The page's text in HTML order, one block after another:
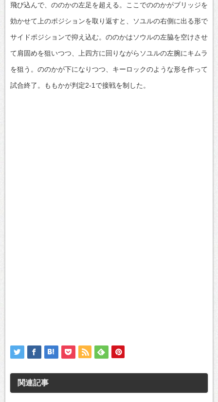
飛び込んで、ののかの左足を超える。ここでののかがブリッジを
効かせて上のポジションを取り返すと、ソユルの右側に出る形で
サイドポジションで抑え込む。ののかはソウルの左脇を空けさせ
て肩固めを狙いつつ、上四方に回りながらソユルの左腕にキムラ
を狙う。ののかが下になりつつ、キーロックのような形を作って
試合終了。ももかが判定2-1で接戦を制した。
関連記事